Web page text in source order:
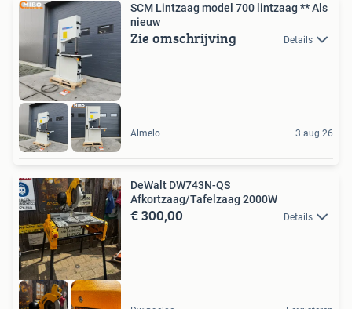
SCM Lintzaag model 700 lintzaag ** Als
nieuw
Zie omschrijving Details
Almelo 3 aug 26
DeWalt DW743N-QS
Afkortzaag/Tafelzaag 2000W
€ 300,00 Details